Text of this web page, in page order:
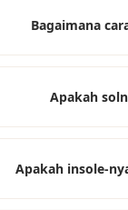
Bagaimana
Apakah
Apakah insole-